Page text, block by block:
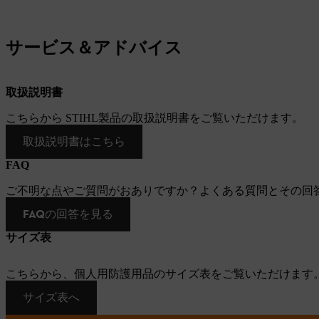
サービス＆アドバイス
取扱説明書
こちらから STIHL製品の取扱説明書をご覧いただけます。
取扱説明書はこちら
FAQ
ご不明な点やご質問がおありですか？よくある質問とその回
FAQの回答を見る
サイズ表
こちらから、個人用防護用品のサイズ表をご覧いただけます。
サイズ表へ